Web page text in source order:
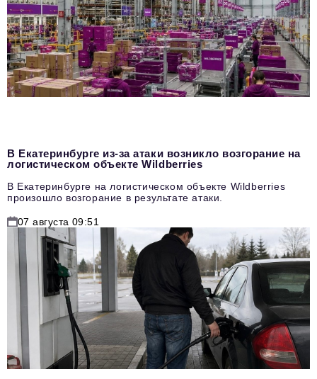
В Екатеринбурге из-за атаки возникло возгорание на
логистическом объекте Wildberries
В Екатеринбурге на логистическом объекте Wildberries
произошло возгорание в результате атаки.
07 августа 09:51